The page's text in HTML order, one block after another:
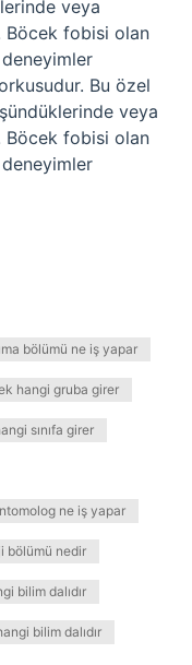
veya
Böcek fobisi olan
Bu özel
veya
Böcek fobisi olan
bölümü ne iş yapar
hangi gruba girer
sınıfa girer
ne iş yapar
bölümü nedir
bilim dalıdır
bilim dalıdır